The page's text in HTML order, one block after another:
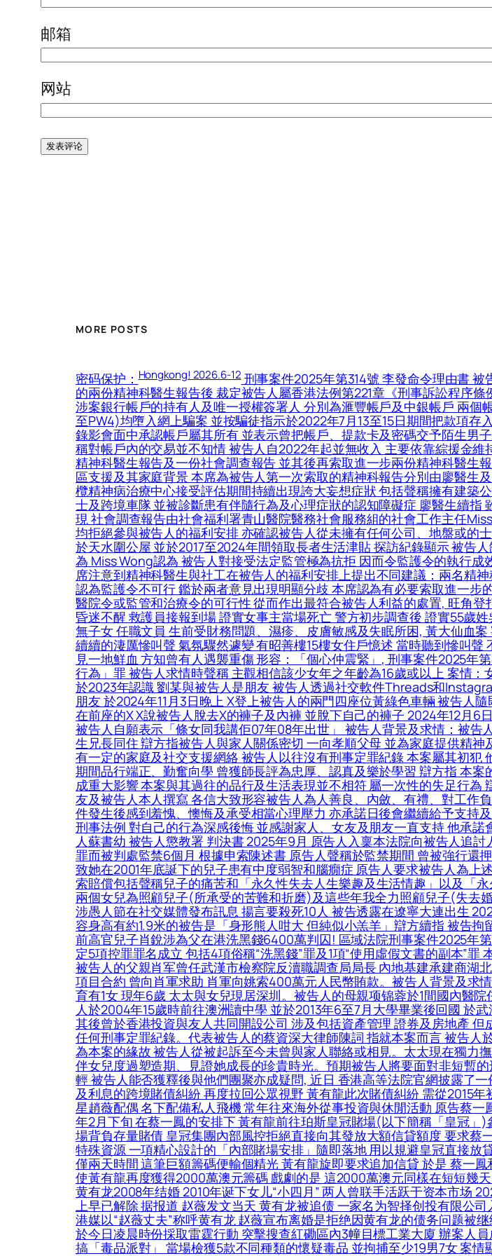
邮箱
网站
MORE POSTS
密码保护：Hongkong! 2026.6-12刑事案件2025年第314號 李發命令理由書 被告人被控兩項俗稱「洗黑錢」罪 本席在開審前參閱較早前所索取的兩份精神科醫生報告後 裁定被告人屬香港法例第221章《刑事訴訟程序條例》第75條所指的無行為能力人士 因而不適宜受審 被告人為兩個涉案銀行帳戶的持有人及唯一授權簽署人 分別為滙豐帳戶及中銀帳戶 兩個帳戶均由被告人開立 並於案發前已註銷 案中的四名控方證人(PW1至PW4)均墮入網上騙案 並按騙徒指示於2022年7月13至15日期間把款項存入上述帳戶 警方調查帳戶持有人後先後三次拘捕被告人 被告人在錄影會面中承認帳戶屬其所有 並表示曾把帳戶、提款卡及密碼交予陌生男子或朋友使用 又曾被帶往酒店及銀行提取大額現金並交予他人 並稱對帳戶內的交易並不知情 被告人自2022年起並無收入 主要依靠綜援金維持生活 本席按《刑事訴訟程序條例》第76條的要求 先後索取兩份精神科醫生報告及一份社會調查報告 並其後再索取進一步兩份精神科醫生報告及一份進一步社會調查報告 以全面了解被告人的精神狀況、社區支援及其家庭背景 本席為被告人第一次索取的精神科報告分別由廖醫生及蘇醫生負責撰寫 廖醫生指出 現年74歲的被告人自2025年中在小欖精神病治療中心接受評估期間持續出現誇大妄想症狀 包括聲稱擁有建築公司、管理多個元朗地盤、購買土地達7000萬元 以及管理十輛的士及跨境車隊 並被診斷患有伴隨行為及心理症狀的認知障礙症 廖醫生續指 雖然妄想症狀持續 但被告人在羈押期間並無暴力或擾亂的情況出現 社會調查報告由社會福利署青山醫院醫務社會服務組的社會工作主任Miss Wong撰寫 報告顯示 被告人與三名成年子女關係非常疏離 子女均拒絕參與被告人的福利安排 亦確認被告人從未擁有任何公司、地盤或的士 被告人曾因長期賭博而欠下巨額債務 最終變賣所有物業 現獨居於天水圍公屋 並於2017至2024年間領取長者生活津貼 探訪紀錄顯示 被告人缺乏家庭支援 其誇大妄想與欠缺病識感持續存在 並曾有暴力行為 Miss Wong認為 被告人對接受法定監管極為抗拒 因而令監護令的執行成效存疑 她認為被告人較適宜接受精神科醫院治療 綜合以上所述 本席注意到精神科醫生與社工在被告人的福利安排上提出不同建議：兩名精神科醫生認為被告人毋須住院 並認為監護令較為適合 相反 社工則認為監護令不可行 鑑於兩者意見出現明顯分歧 本席認為有必要索取進一步的精神科報告及社會調查報告 以釐清被告人的最新精神狀況 以及醫院令或監管和治療令的可行性 從而作出最符合被告人利益的處置, 旺角登打士街1號一間酒店對開 8日早上11時34分 一名女子疑由高處墮下 昏迷不醒 救護員接報到場 證實女事主當場死亡 警方初步調查後 證實55歲姓吳女事主為酒店租客 警方在其房間檢獲遺書 消息指 女事主獨身無子女 任職文員 生前受財務問題、濕疹、皮膚敏感及失眠所困, 黃大仙血案 寧靜的周六早上 黃大仙上邨昭善樓不少街坊還在夢鄉 一串斷斷續續的淒厲慘叫聲 氣氛驟然遽變 有昭善樓15樓女住戶憶述 當時聽到慘叫聲 不久歸於死寂 直至大批警員到場 走廊再嘈雜起來 她步出走廊赫見一地鮮血 方知曾有人遇襲重傷 形容：「個心仲震緊」, 刑事案件2025年第840號 鄧文廸判刑理由書 被告人承認一項「與未成年少女發生性行為」罪 被告人求情時聲稱 主觀相信該少女年之年齡為16歲或以上 案情：女童X於2011年7月出生 於2024年11月3日 女童X 13歲 X與劉姓男子於2023年認識 劉某與被告人是朋友 被告人透過社交軟件Threads和Instagram接觸X X與被告人在此之前並無任何接觸 被告人知道劉某與X是朋友 於2024年11月3日晚上 X登上被告人的兩門四座位黃綠色車輛 被告人隨即駕車前往某地 被告人把車輛停在某不知名地點後 被告人面向坐在前座的X X說被告人脫去X的褲子及內褲 並脫下自己的褲子 2024年12月6日 警方以「與未成年少女發生性行為」罪名拘捕被告人 在警誡下 被告人自願表示「條女同我講佢07年08年出世」 被告人背景及求情：被告人現年36歲 在香港出生 與年逾70歲的父親、年逾60歲的母親及孖生兄長同住 辯方指被告人與家人關係密切 一向孝順父母 並為家庭提供精神及經濟上的支持 審訊期間 亦有家人及朋友到庭陪伴 顯示被告人具有一定的家庭及社交支援網絡 被告人以往沒有刑事定罪紀錄 本案屬其初犯 他具大專學歷 辯方呈交被告人就學時期的證書及成績表 指其在校期間品行端正、勤奮向學 曾獲師長評為忠厚、認真及樂於學習 辯方指 本案的司法程序歷時約一年半 已對被告人的生活、工作及精神狀況造成重大影響 本案與其過往的品行及生活表現並不相符 屬一次性的失足行為 辯方呈交五封求情信 分別由被告人的多年好友、母親、女友、朋友及被告人本人撰寫 各信大致形容被告人為人善良、內斂、有禮、對工作負責、孝順父母及重視朋友 並無不良嗜好 其親友表示 被告人在事件發生後感到羞愧、懊悔及承受相當心理壓力 亦承諾日後會繼續給予支持及督促 被告人在親自撰寫的求情信中表示 他從未預料自己會觸犯刑事法例 對自己的行為深感後悔 並感謝家人、女友及朋友一直支持 他承諾會汲取教訓 重新生活及回饋社會, 傷亡訴訟2025年第227號 原告人蘇書幼 被告人懲教署 判決書 2025年9月 原告人入稟本法院向被告人追討人身傷亡賠償 背景：原告人於2001年偷渡到香港產子 因非法居留罪而被判處監禁6個月 根據申索陳述書 原告人聲稱於監禁期間 曾被強行還押於小欖精神治療中心 並注射藥物(原告人指稱為「傻仔針」) 導致她在2001年底誕下的兒子患有中度弱智和腦癇症 原告人要求被告人為上述指稱事件向她賠償 根據其2025年10月9日的損害賠償陳述書 申索賠償包括聲稱兒子的痛苦和「永久性失去人生樂趣及生活情趣」以及「永久性失去工作能力」 所指「特別損害賠償」則包括「這些年我同兩個女兒為照顧兒子(所承受的苦難和折磨)及這些年我全力照顧兒子(失去婚姻、失去事業、無法工作)」等, 科大內地生杜茂森(20歲 學生)涉愚人節在社交媒體發布訊息 揚言要殺死10人 被告透露在遼寧大連出生 2023年來港就入讀科技大學計算機延伸人工智能學位 辯方盤問時形容身高有約1.9米的被告是「身形熊人咁大 但純似小羔羊」辯方續指 被告拘留期間 曾因精神狀態及情緒緊張 兩度被送到將軍澳醫院, 武漢市前高官兒子肖銳涉為父在港洗黑錢6400萬判囚! 區域法院刑事案件2025年第425號 被告人肖銳判刑理由書 被告人肖銳於本席前經審訊後被裁定5項控罪罪名成立 包括4項俗稱“洗黑錢”罪及1項“使用虛假文書的副本”罪 本案的相關案情 本席於裁決理由書經已作出詳細描述 在此不贅。被告人的父親肖军曾任武漢市檢察院反瀆職調查局局長 內地基建承建商湖北國潤實業投資有限公司(國潤)董事姚谦 為想取得武漢抽水站建造項目合約 曾向肖軍求助 肖軍向姚索400萬元人民幣賄款。被告人背景及求情 被告人現年37歲 1989年1月29日於武漢出生 為家中獨子 他已婚 育有1女 現年6歲 太太與女兒現居深圳。被告人的母親项锦蓉於1間國內醫院任文職職位 據稱亦有從商 被告人的父母現正於內地被調查。被告人於2004年15歲時前往澳洲讀中學 並於2013年6至7月大學畢業後回國 於武漢管理1間研發及生產激光焊接設備的公司 月薪人民幣12000元 其後曾於香港投資與友人共同開設公司 涉及包括資產管理 證券及房地產 但成績未如理想 嚴重虧蝕數千萬港元 最後結業。被告人過往並沒有任何刑事定罪紀錄。代表被告人的蔡資深大律師陳詞 指就本案而言 被告人於2023年9月13日被廉政公署拘捕 2024年6月12日被落案起訴。因為本案的緣故 被告人從被起訴至今未曾與家人聯絡或相見。太太現在獨力撫養女兒 不免面對種種生活困難。就被告人來說 他已經錯過了陪伴女兒度過塑造期、見證她成長的珍貴時光。預期被告人將要面對非短暫的刑期 他必然會錯過見證女兒長大成人的經過。他的父母年紀亦不輕 被告人能否獲釋後與他們團聚亦成疑問, 近日 香港高等法院官網披露了一份判決書 將趙薇前夫黃有龍拖延多年、涉及數億港元中介服務費及利息的跨境賭債糾紛 再度拉回公眾視野 黃有龍此次賭債糾紛 需從2015年初說起 彼時 黃有龍兼具多重公眾身份 為人所熟知的是其為影視明星趙薇配偶 名下配備私人飛機 常年往來海外從事投資與休閒活動 原告蔡一鳳的工作任務則是招攬高凈值客戶、協調賭場貴賓博彩信貸 2015年2月下旬 在蔡一鳳的安排下 黃有龍前往珀斯皇冠賭場(以下簡稱「皇冠」)參與賭博 並向蔡一鳳申請大額籌碼信貸 因黃有龍當時已在多家賭場背負存量賭債 皇冠集團內部風控拒絕直接向其發放大額信貸額度 要求蔡一鳳尋找第三方承接這筆信貸業務風險 依托蔡一鳳的人脈紐帶等特殊資源 一項精心設計的「內部賭場安排」隨即落地 用以規避皇冠直接放貸的風險 2015年2月25日 黃有龍飛抵珀斯 攜4000萬澳元籌碼入場 僅兩天時間 這筆巨額籌碼便輸個精光 黃有龍旋即要求追加信貸 於是 蔡一鳳和林、司二人再度運作 利用林、司應得的賭場中介傭金進行抵消 使黃有龍再度獲得2000萬澳元籌碼 戲劇的是 這2000萬澳元同樣在短短幾天內很快就輸光 至此 黃有龍6天之內便輸光了6000萬澳元 赵薇与黄有龙2008年结婚 2010年诞下女儿“小四月” 两人曾联手活跃于资本市场 2024年12月28日 赵薇宣布与黄有龙离婚多年 两人婚姻关系在法律上早已解除 据报道 赵薇发文当天 黄有龙被追债 一家名为智择创投有限公司入禀香港高等法院 要求黄有龙归还欠款共计7.53亿港币 外界认为 港媒以“赵薇丈夫”称呼黄有龙 赵薇